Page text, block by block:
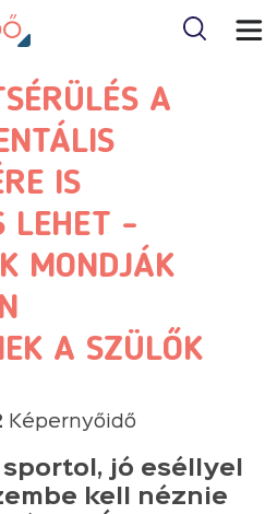
A
IS
LEHET -
MONDJÁK
A SZÜLŐK
Képernyőidő
jó eséllyel
kell néznie